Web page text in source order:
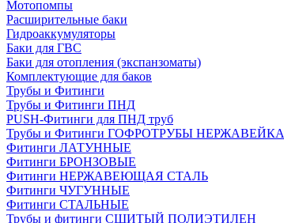
Мотопомпы
Расширительные баки
Гидроаккумуляторы
Баки для ГВС
Баки для отопления (экспанзоматы)
Комплектующие для баков
Трубы и Фитинги
Трубы и Фитинги ПНД
PUSH-Фитинги для ПНД труб
Трубы и Фитинги ГОФРОТРУБЫ НЕРЖАВЕЙКА
Фитинги ЛАТУННЫЕ
Фитинги БРОНЗОВЫЕ
Фитинги НЕРЖАВЕЮЩАЯ СТАЛЬ
Фитинги ЧУГУННЫЕ
Фитинги СТАЛЬНЫЕ
Трубы и фитинги СШИТЫЙ ПОЛИЭТИЛЕН